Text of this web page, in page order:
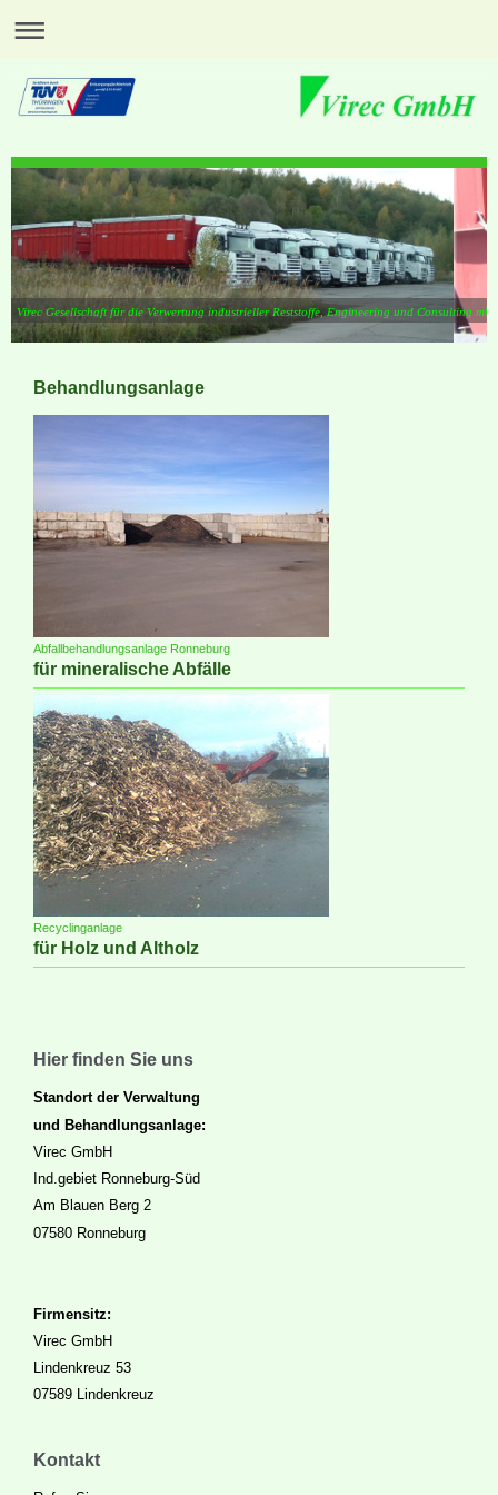
Virec Gesellschaft für die Verwertung industrieller Reststoffe, Engineering und Consulting
Behandlungsanlage
Abfallbehandlungsanlage Ronneburg
für mineralische Abfälle
Recyclinganlage
für Holz und Altholz
Hier finden Sie uns
Standort der Verwaltung
und Behandlungsanlage:
Virec GmbH
Ind.gebiet Ronneburg-Süd
Am Blauen Berg 2
07580 Ronneburg
Firmensitz:
Virec GmbH
Lindenkreuz 53
07589 Lindenkreuz
Kontakt